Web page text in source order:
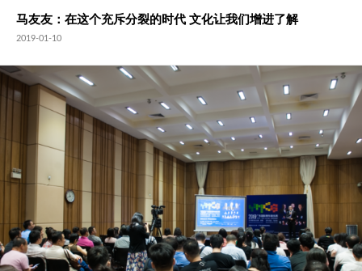
马友友：在这个充斥分裂的时代 文化让我们增进了解
2019-01-10